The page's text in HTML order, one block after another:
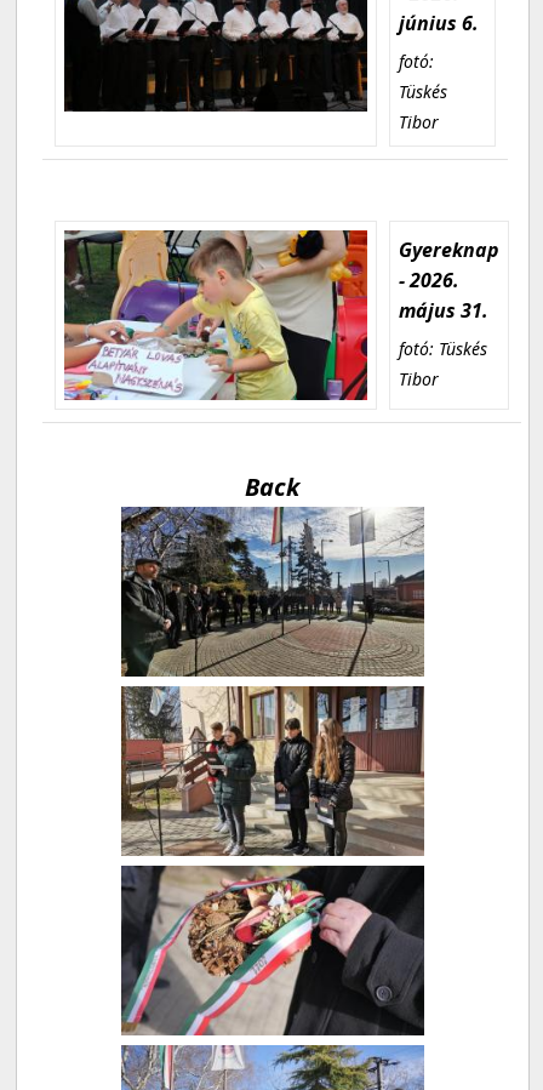
június 6.
fotó:
Tüskés
Tibor
Gyereknap
- 2026.
május 31.
fotó: Tüskés
Tibor
Back